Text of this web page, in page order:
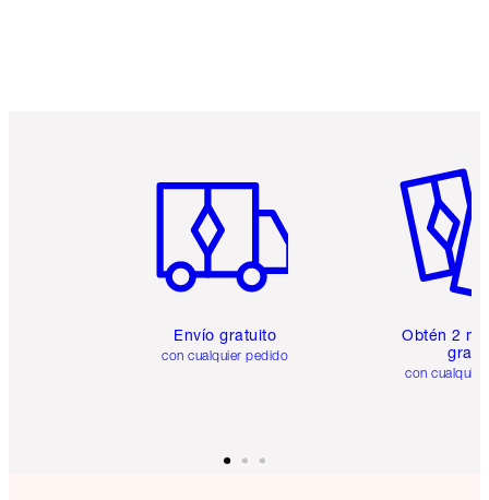
Envío gratuito
con cualquier pedido
Obtén 2
gratis
con